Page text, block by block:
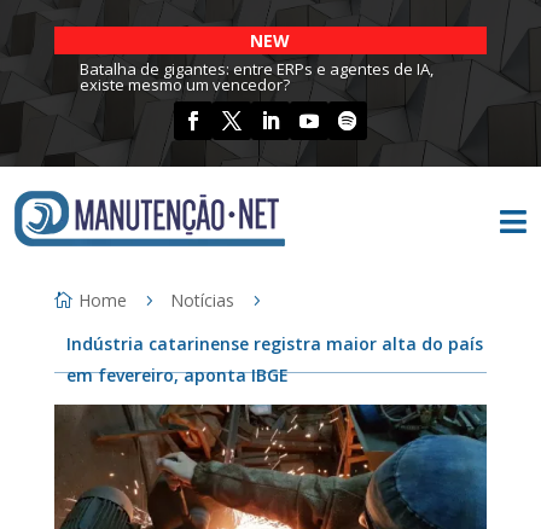
NEW
Batalha de gigantes: entre ERPs e agentes de IA,
existe mesmo um vencedor?

Home
Notícias
Indústria catarinense registra maior alta do país
em fevereiro, aponta IBGE